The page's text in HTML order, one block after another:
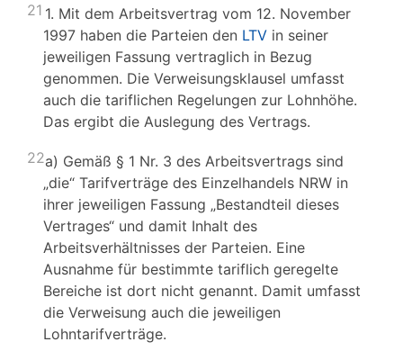
21 1. Mit dem Arbeitsvertrag vom 12. November
1997 haben die Parteien den LTV in seiner
jeweiligen Fassung vertraglich in Bezug
genommen. Die Verweisungsklausel umfasst
auch die tariflichen Regelungen zur Lohnhöhe.
Das ergibt die Auslegung des Vertrags.
22a) Gemäß § 1 Nr. 3 des Arbeitsvertrags sind
„die“ Tarifverträge des Einzelhandels NRW in
ihrer jeweiligen Fassung „Bestandteil dieses
Vertrages“ und damit Inhalt des
Arbeitsverhältnisses der Parteien. Eine
Ausnahme für bestimmte tariflich geregelte
Bereiche ist dort nicht genannt. Damit umfasst
die Verweisung auch die jeweiligen
Lohntarifverträge.